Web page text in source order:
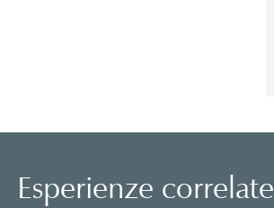
Esperienze correlate